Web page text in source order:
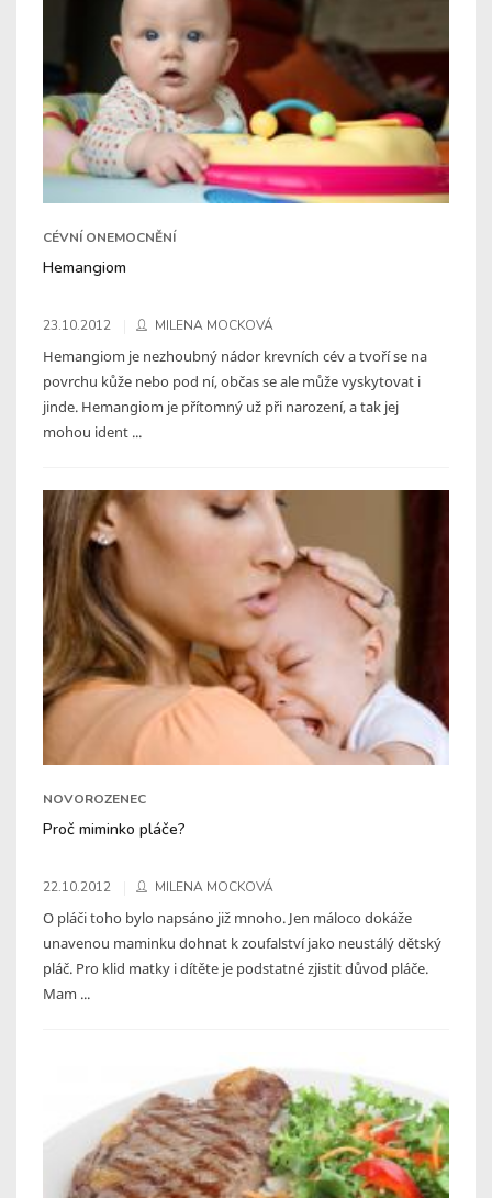
CÉVNÍ ONEMOCNĚNÍ
Hemangiom
23.10.2012 MILENA MOCKOVÁ
Hemangiom je nezhoubný nádor krevních cév a tvoří se na
povrchu kůže nebo pod ní, občas se ale může vyskytovat i
jinde. Hemangiom je přítomný už při narození, a tak jej
mohou ident ...
NOVOROZENEC
Proč miminko pláče?
22.10.2012 MILENA MOCKOVÁ
O pláči toho bylo napsáno již mnoho. Jen máloco dokáže
unavenou maminku dohnat k zoufalství jako neustálý dětský
pláč. Pro klid matky i dítěte je podstatné zjistit důvod pláče.
Mam ...